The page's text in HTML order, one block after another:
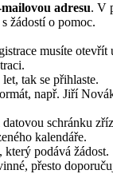
adresu. V
žádostí o pomoc.
musíte otevřít
tak se přihlaste.
např. Jiří
schránku
kalendáře.
podává žádost.
přesto